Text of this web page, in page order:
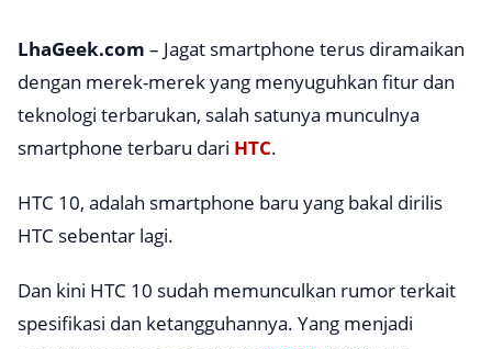
LhaGeek.com – Jagat smartphone terus diramaikan
dengan merek-merek yang menyuguhkan fitur dan
teknologi terbarukan, salah satunya munculnya
smartphone terbaru dari HTC.
HTC 10, adalah smartphone baru yang bakal dirilis
HTC sebentar lagi.
Dan kini HTC 10 sudah memunculkan rumor terkait
spesifikasi dan ketangguhannya. Yang menjadi